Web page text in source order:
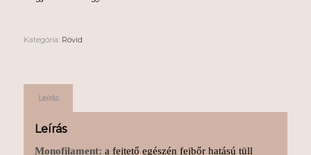
Kategória: Rövid
Leírás
Leírás
Monofilament: a fejtető egészén fejbőr hatású tüll